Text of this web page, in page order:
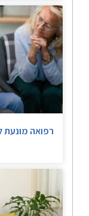
רפואה מונעת